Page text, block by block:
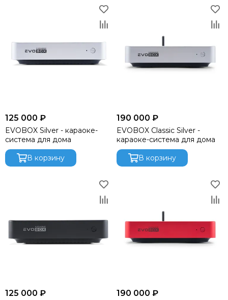
125 000 ₽
EVOBOX Silver - караоке-
система для дома
В корзину
190 000 ₽
EVOBOX Classic Silver -
караоке-система для дома
В корзину
125 000 ₽ 190 000 ₽